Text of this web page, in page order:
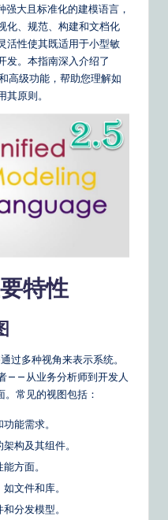
大且标准化的建模语言，
化、规范、构建和文档化
活性使其既适用于小型敏
发。本指南深入介绍了
高级功能，帮助您理解如
原则。
特性
过多种视角来表示系统。
——从业务分析师到开发人
常见的视图包括：
能需求。
构及其组件。
方面。
文件和库。
分发模型。